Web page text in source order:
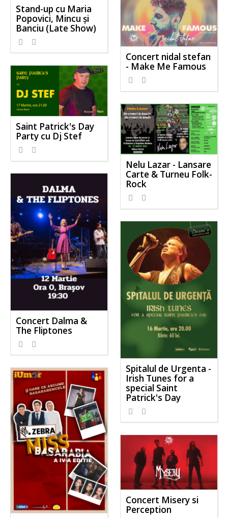
Stand-up cu Maria
Popovici, Mincu și
Banciu (Late Show)
Concert nidal stefan
- Make Me Famous
Saint Patrick's Day
Party cu Dj Stef
Nelu Lazar - Lansare
Carte & Turneu Folk-
Rock
Concert Dalma &
The Fliptones
Spitalul de Urgenta -
Irish Tunes for a
special Saint
Patrick's Day
Concert Misery si
Perception